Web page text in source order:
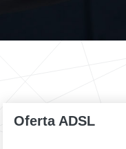
Oferta ADSL